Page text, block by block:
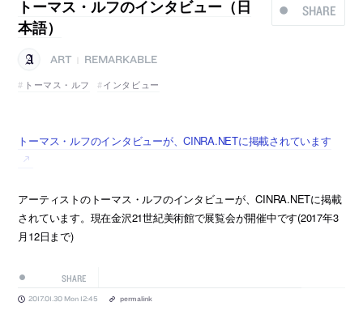
SHARE
トーマス・ルフのインタビュー（日
本語）
ART
REMARKABLE
トーマス・ルフ
インタビュー
トーマス・ルフのインタビューが、CINRA.NETに掲載されています
アーティストのトーマス・ルフのインタビューが、CINRA.NETに掲載
されています。現在金沢21世紀美術館で展覧会が開催中です(2017年3
月12日まで)
SHARE
2017.01.30 Mon 12:45 permalink